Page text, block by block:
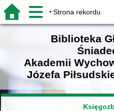
Strona rekordu
Biblioteka
Akademii
Józefa